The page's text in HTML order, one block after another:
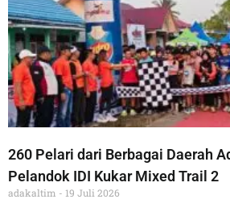
260 Pelari dari Berbagai Daerah
Pelandok IDI Kukar Mixed Trail 2
adakaltim 19 Juli 2026